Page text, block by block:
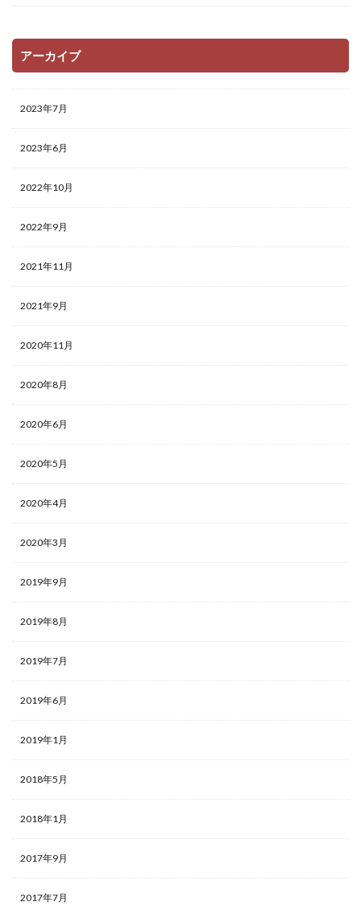
アーカイブ
2023年7月
2023年6月
2022年10月
2022年9月
2021年11月
2021年9月
2020年11月
2020年8月
2020年6月
2020年5月
2020年4月
2020年3月
2019年9月
2019年8月
2019年7月
2019年6月
2019年1月
2018年5月
2018年1月
2017年9月
2017年7月